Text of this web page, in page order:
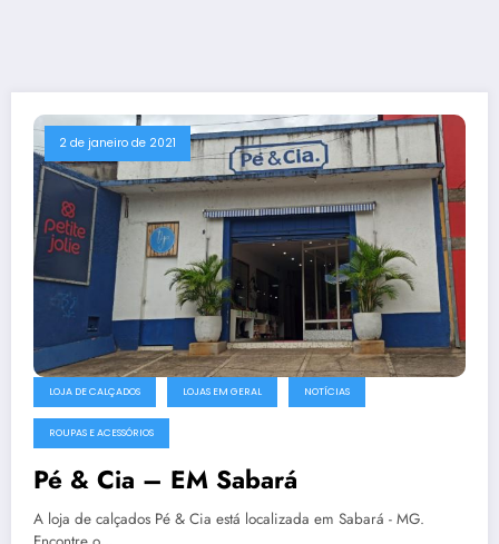
2 de janeiro de 2021
LOJA DE CALÇADOS LOJAS EM GERAL NOTÍCIAS
ROUPAS E ACESSÓRIOS
Pé & Cia – EM Sabará
A loja de calçados Pé & Cia está localizada em Sabará - MG.